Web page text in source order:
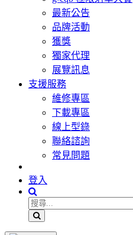
最新公告
品牌活動
獲獎
獨家代理
展覽訊息
支援服務
維修專區
下載專區
線上型錄
聯絡諮詢
常見問題
登入